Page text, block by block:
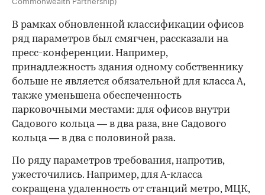
В рамках обновленной классификации офисов
ряд параметров был смягчен, рассказали на
пресс-конференции. Например,
принадлежность здания одному собственнику
больше не является обязательной для класса А,
также уменьшена обеспеченность
парковочными местами: для офисов внутри
Садового кольца — в два раза, вне Садового
кольца — в два с половиной раза.
По ряду параметров требования, напротив,
ужесточились. Например, для А-класса
сокращена удаленность от станций метро, МЦК,